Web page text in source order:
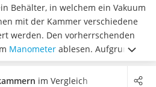
Behälter, in welchem ein Vakuum
Kammer verschiedene
werden. Den vorherrschenden
Manometer ablesen. Aufgrund
eignet sich das Gerät zur
Teile in einem Vakuum
im Vergleich